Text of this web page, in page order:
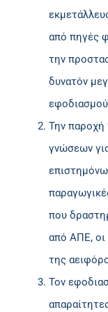
από πηγές
την
δυνατόν
Την παροχή
γνώσεων
που
από ΑΠΕ, οι
της
Τον